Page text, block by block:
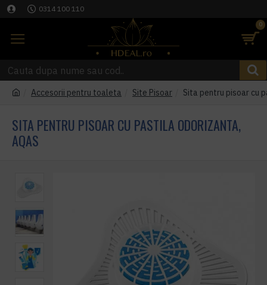
0314 100 110
0
Accesorii pentru toaleta Site Pisoar Sita pentru pisoar cu
SITA PENTRU PISOAR CU PASTILA ODORIZANTA,
AQAS